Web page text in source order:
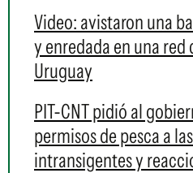
Video: avistaron una
y enredada en una red
Uruguay
PIT-CNT pidió al
permisos de pesca a
intransigentes y